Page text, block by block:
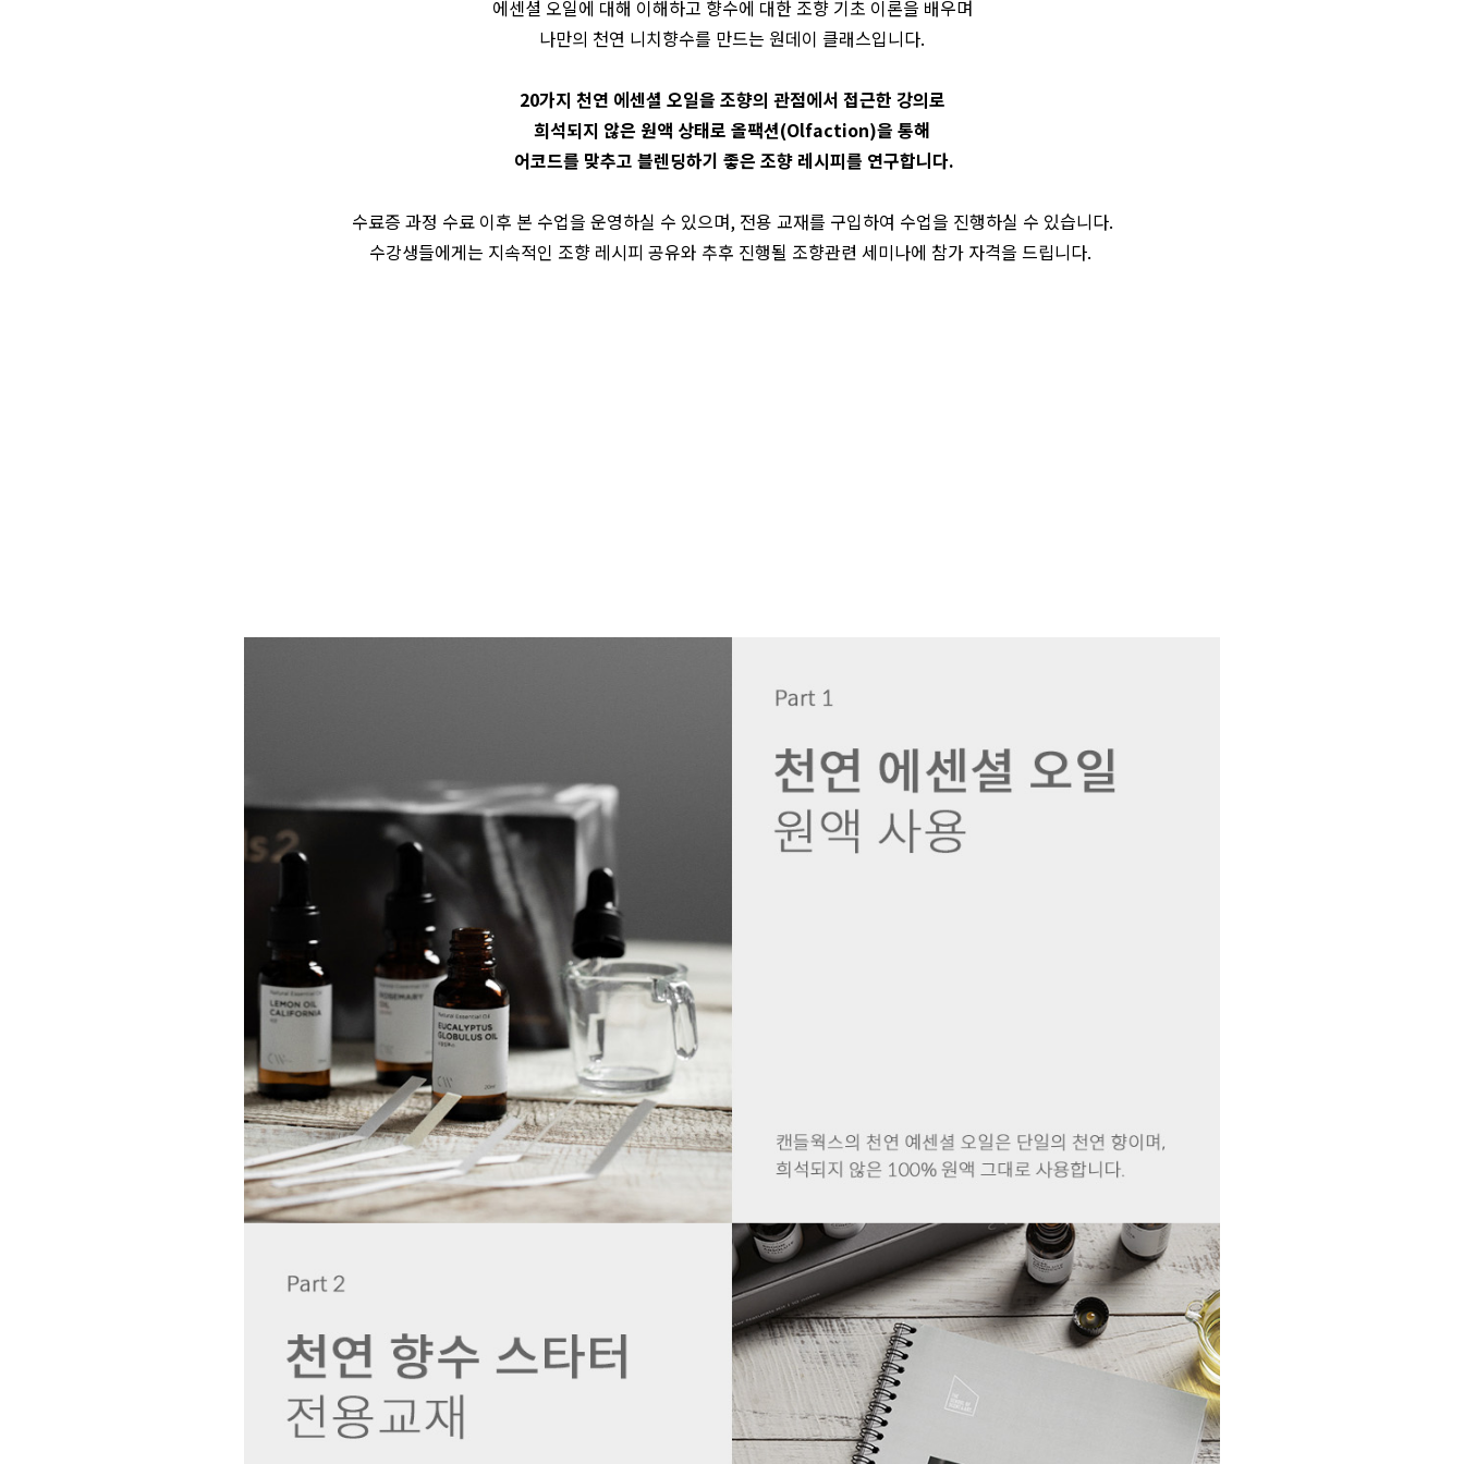
에센셜 오일에 대해 이해하고 향수에 대한 조향 기초 이론을 배우며
나만의 천연 니치향수를 만드는 원데이 클래스입니다.
20가지 천연 에센셜 오일을 조향의 관점에서 접근한 강의로
희석되지 않은 원액 상태로 올팩션(Olfaction)을 통해
어코드를 맞추고 블렌딩하기 좋은 조향 레시피를 연구합니다.
수료증 과정 수료 이후 본 수업을 운영하실 수 있으며, 전용 교재를 구입하여 수업을 진행하실 수 있습니다.
수강생들에게는 지속적인 조향 레시피 공유와 추후 진행될 조향관련 세미나에 참가 자격을 드립니다.